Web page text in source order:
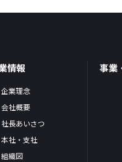
情報
企業理念
会社概要
社長あいさつ
本社・支社
組織図
事業